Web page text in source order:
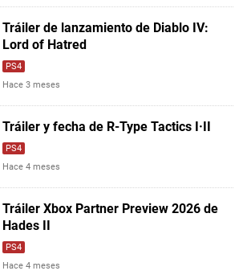
Tráiler de lanzamiento de Diablo IV:
Lord of Hatred
PS4
Hace 3 meses
Tráiler y fecha de R-Type Tactics I·II
PS4
Hace 4 meses
Tráiler Xbox Partner Preview 2026 de
Hades II
PS4
Hace 4 meses